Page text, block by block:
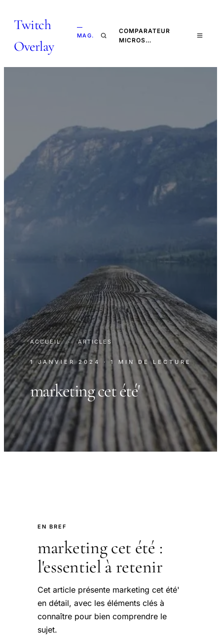
Twitch
Overlay
—
MAG.
COMPARATEUR
MICROS…
ACCUEIL · ARTICLES
1 JANVIER 2024 · 1 MIN DE LECTURE
marketing cet été'
EN BREF
marketing cet été :
l'essentiel à retenir
Cet article présente marketing cet été'
en détail, avec les éléments clés à
connaître pour bien comprendre le
sujet.